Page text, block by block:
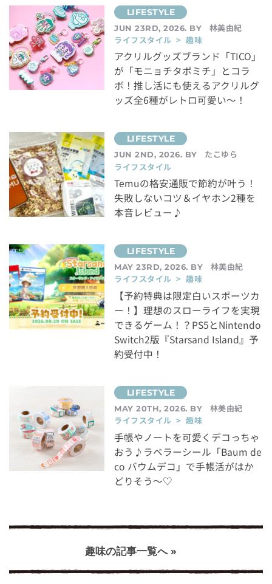
JUN 23RD, 2026. BY
林美由紀
ライフスタイル > 趣味
アクリルグッズブランド「TICO」
が「モニョチタポミチ」とコラ
ボ！推し活にも使えるアクリルグ
ッズ全6種がレトロ可愛い～！
JUN 2ND, 2026. BY
たこゆら
ライフスタイル
Temuの格安通販で節約が叶う！
失敗しないコツ＆イヤホン2種を
本音レビュー♪
MAY 23RD, 2026. BY
林美由紀
ライフスタイル > 趣味
【予約特典は限定白いスポーツカ
ー！】理想のスローライフを実現
できるゲーム！？PS5とNintendo
Switch2版『Starsand Island』予
約受付中！
MAY 20TH, 2026. BY
林美由紀
ライフスタイル > 趣味
手帳やノートを可愛くデコっちゃ
おう♪ラベラーシール「Baum de
co バウムデコ」で手帳活がはか
どりそう～♡
趣味の記事一覧へ »